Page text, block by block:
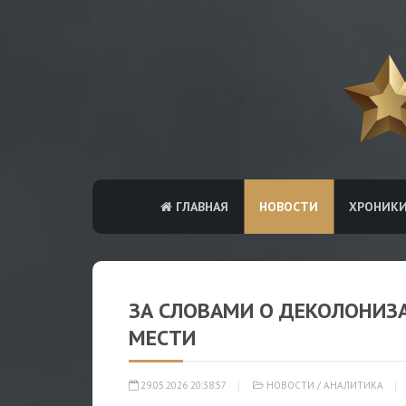
ГЛАВНАЯ НОВОСТИ
ЗА СЛОВАМИ О
МЕСТИ
29.05.2026 20:38:57 НОВОСТИ / АНАЛИТИКА